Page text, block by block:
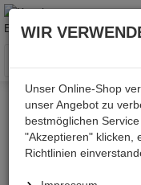
Menü
Weiter einkaufen
WIR
Unser Online-Shop
unser Angebot zu
bestmöglichen
"Akzeptieren" klicken,
Richtlinien